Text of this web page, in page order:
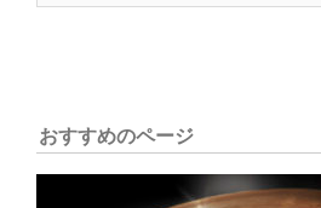
シ
おすすめのページ